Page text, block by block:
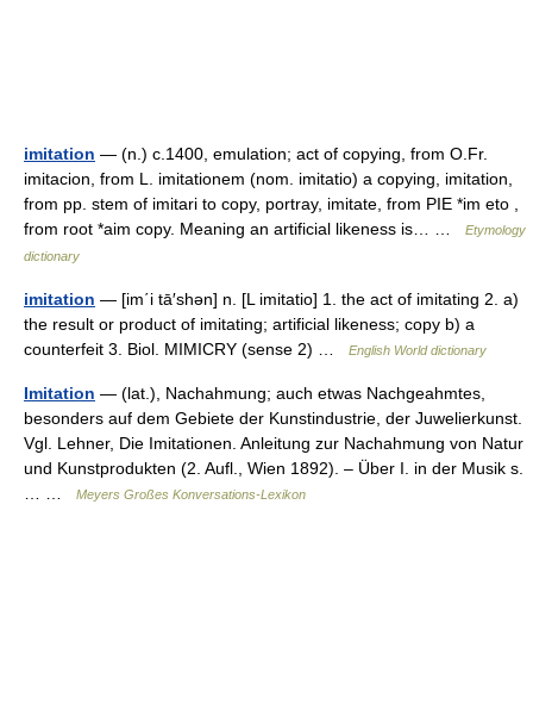
imitation — (n.) c.1400, emulation; act of copying, from O.Fr.
imitacion, from L. imitationem (nom. imitatio) a copying, imitation,
from pp. stem of imitari to copy, portray, imitate, from PIE *im eto ,
from root *aim copy. Meaning an artificial likeness is… …
Etymology
dictionary
imitation — [im΄i tā′shən] n. [L imitatio] 1. the act of imitating 2. a)
the result or product of imitating; artificial likeness; copy b) a
counterfeit 3. Biol. MIMICRY (sense 2) …
English World dictionary
Imitation — (lat.), Nachahmung; auch etwas Nachgeahmtes,
besonders auf dem Gebiete der Kunstindustrie, der Juwelierkunst.
Vgl. Lehner, Die Imitationen. Anleitung zur Nachahmung von Natur
und Kunstprodukten (2. Aufl., Wien 1892). – Über I. in der Musik s.
Meyers Großes Konversations-Lexikon